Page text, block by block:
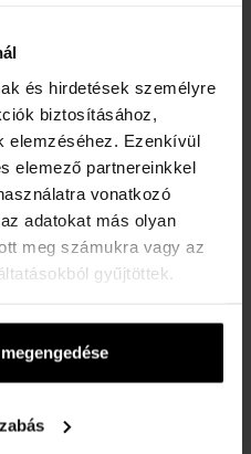
és hirdetések személyre
biztosításához,
elemzéséhez. Ezenkívül
elemező partnereinkkel
vonatkozó
adatokat más olyan
meg számukra vagy az
gyűjtöttek.
Mosóparfümök Issencia
7ml -tól 500ml-ig -
Mosóparfümök - Unisex
490 Ft